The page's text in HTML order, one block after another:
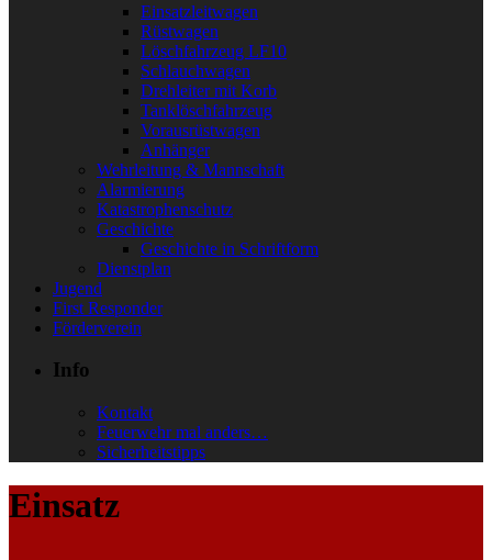
Einsatzleitwagen
Rüstwagen
Löschfahrzeug LF10
Schlauchwagen
Drehleiter mit Korb
Tanklöschfahrzeug
Vorausrüstwagen
Anhänger
Wehrleitung & Mannschaft
Alarmierung
Katastrophenschutz
Geschichte
Geschichte in Schriftform
Dienstplan
Jugend
First Responder
Förderverein
Info
Kontakt
Feuerwehr mal anders…
Sicherheitstipps
Einsatz